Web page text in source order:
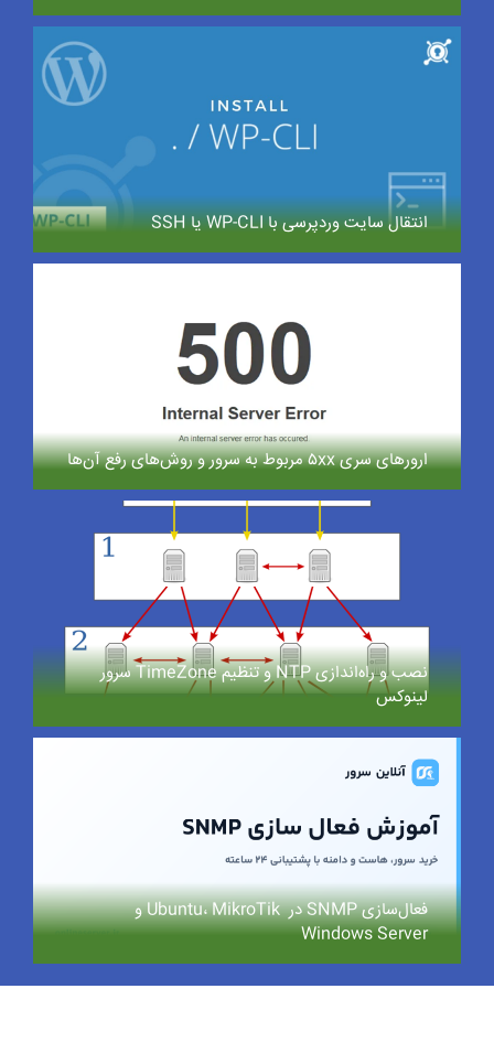
انتقال سایت وردپرسی با WP-CLI یا SSH
ارورهای سری ۵xx مربوط به سرور و روش‌های رفع آن‌ها
نصب و راه‌اندازی NTP و تنظیم TimeZone سرور
لینوکس
فعال‌سازی SNMP در Ubuntu، MikroTik و
Windows Server